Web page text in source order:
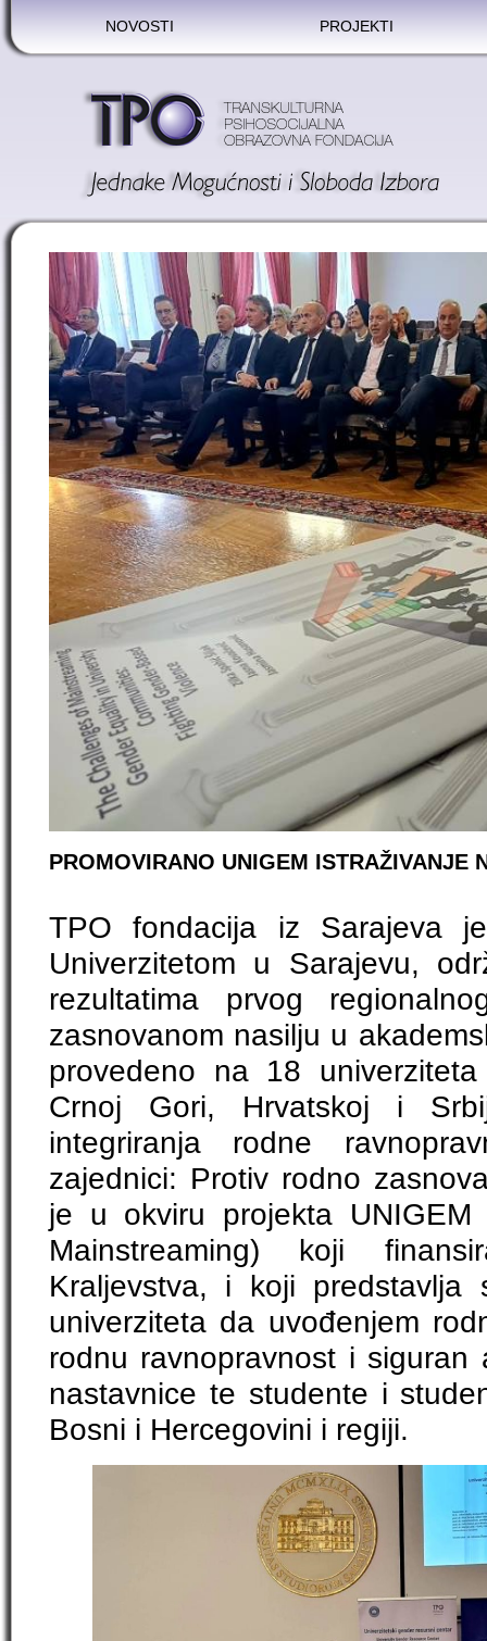
NOVOSTI PROJEKTI
PROMOVIRANO UNIGEM ISTRAŽIVANJE
TPO fondacija iz Sarajeva
Univerzitetom u Sarajevu,
rezultatima prvog
zasnovanom nasilju u
provedeno na 18
Crnoj Gori, Hrvatskoj i
integriranja rodne
zajednici: Protiv rodno
je u okviru projekta UNIGEM
Mainstreaming) koji
Kraljevstva, i koji predstavlja
univerziteta da uvođenjem
rodnu ravnopravnost i siguran
nastavnice te studente i
Bosni i Hercegovini i regiji.